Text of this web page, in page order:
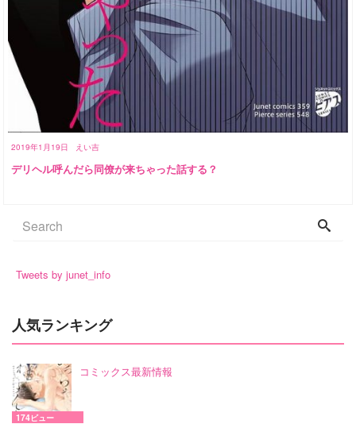
2019年1月19日 えい吉
デリヘル呼んだら同僚が来ちゃった話する？
Tweets by junet_info
人気ランキング
コミックス最新情報
174ビュー